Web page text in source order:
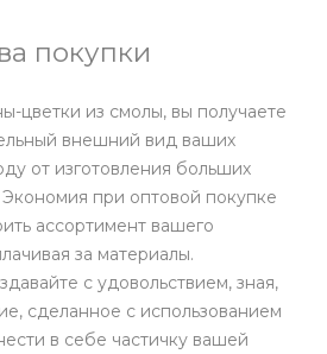
покупки
цветки из смолы, вы получаете
внешний вид ваших
от изготовления больших
при оптовой покупке
ассортимент вашего
за материалы.
с удовольствием, зная,
сделанное с использованием
в себе частичку вашей